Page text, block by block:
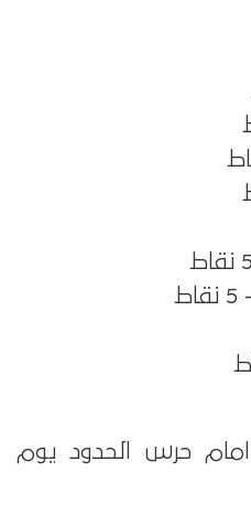
امام حرس الحدود يوم